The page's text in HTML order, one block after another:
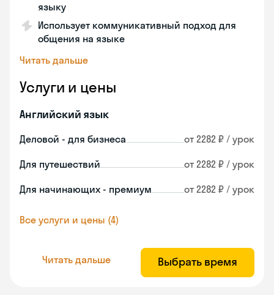
языку
Использует коммуникативный подход для
общения на языке
Читать дальше
Услуги и цены
Английский язык
Деловой - для бизнеса от 2282 ₽ / урок
Для путешествий от 2282 ₽ / урок
Для начинающих - премиум от 2282 ₽ / урок
Все услуги и цены (4)
Читать дальше Выбрать время